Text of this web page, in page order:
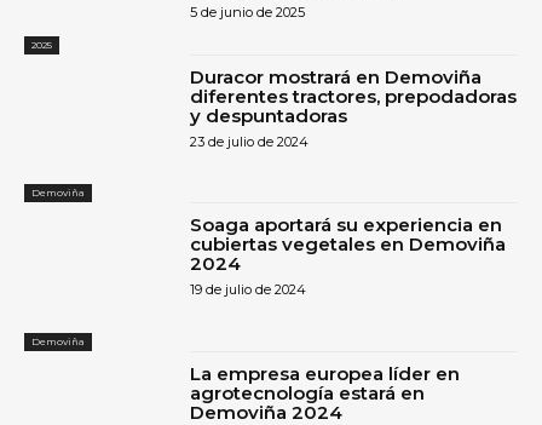
2025
5 de junio de 2025
Demoviña
Duracor mostrará en Demoviña
diferentes tractores, prepodadoras
y despuntadoras
23 de julio de 2024
Demoviña
Soaga aportará su experiencia en
cubiertas vegetales en Demoviña
2024
19 de julio de 2024
La empresa europea líder en
agrotecnología estará en
Demoviña 2024